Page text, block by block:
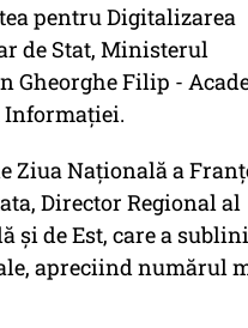
pentru Digitalizarea
de Stat, Ministerul
Gheorghe Filip -
Informației.
Ziua Națională a
Director Regional al
și de Est, care a
apreciind numărul